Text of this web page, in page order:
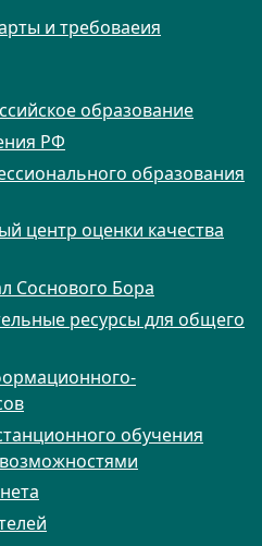
и требоваеия
образование
РФ
образования
центр оценки качества
Соснового Бора
ресурсы для общего
обучения